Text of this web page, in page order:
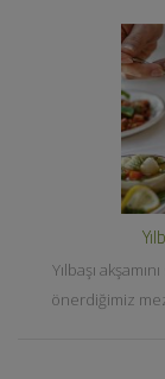
Yılbaşı
önerdiğimiz